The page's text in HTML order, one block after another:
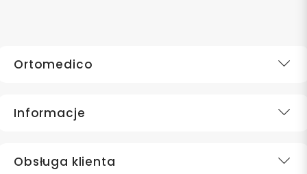
Ortomedico
Informacje
Obsługa klienta